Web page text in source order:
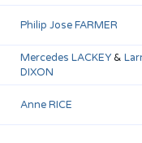
Philip Jose FARMER
Mercedes LACKEY&
DIXON
Anne RICE